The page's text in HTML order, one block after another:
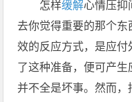
怎样缓解心情压抑
去你觉得重要的那个东
效的反应方式，是应
了这种准备，便可产
并不全是坏事。然而